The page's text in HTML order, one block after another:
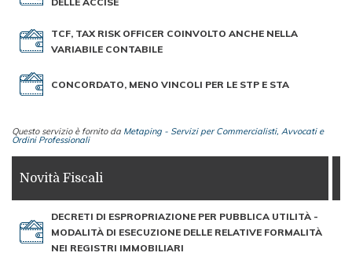
TCF, TAX RISK OFFICER COINVOLTO ANCHE NELLA
VARIABILE CONTABILE
CONCORDATO, MENO VINCOLI PER LE STP E STA
Questo servizio è fornito da Metaping - Servizi per Commercialisti, Avvocati e
Ordini Professionali
Novità Fiscali
DECRETI DI ESPROPRIAZIONE PER PUBBLICA UTILITÀ -
MODALITÀ DI ESECUZIONE DELLE RELATIVE FORMALITÀ
NEI REGISTRI IMMOBILIARI